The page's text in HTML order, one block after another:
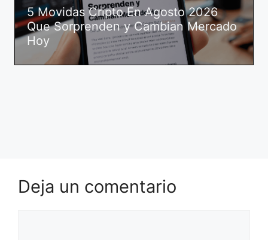
5 Movidas Cripto En Agosto 2026
Que Sorprenden y Cambian Mercado
Hoy
Deja un comentario